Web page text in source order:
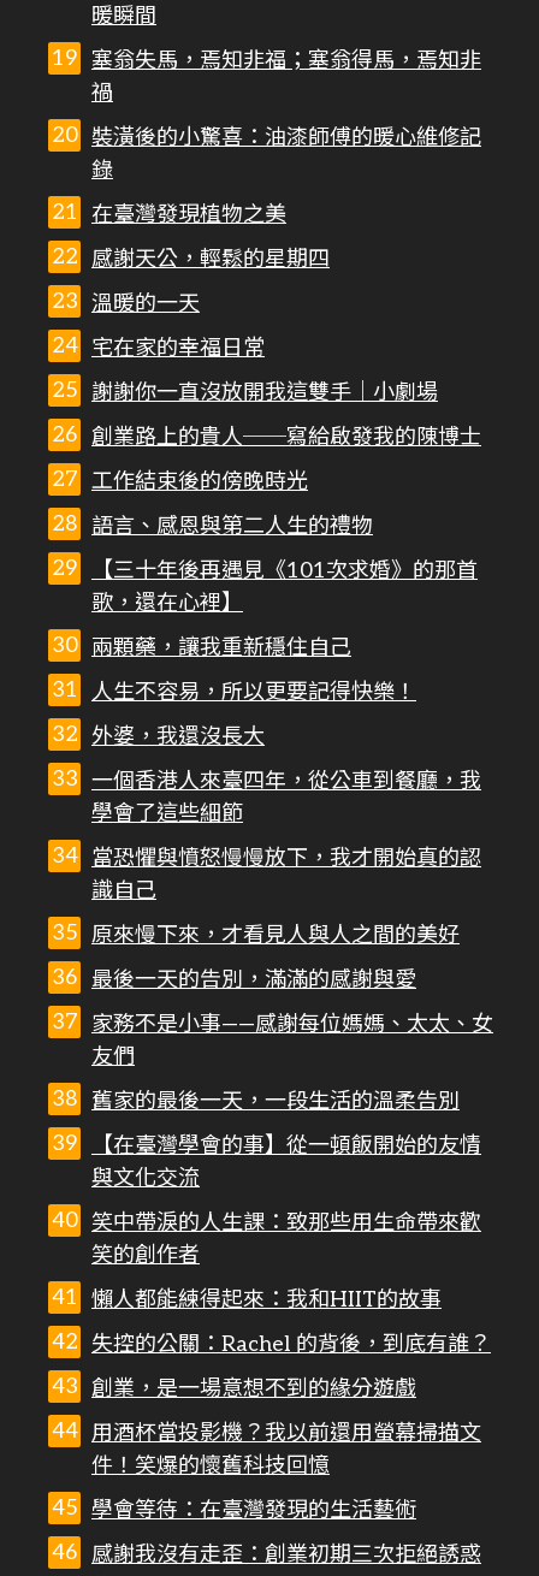
暖瞬間
塞翁失馬，焉知非福；塞翁得馬，焉知非
禍
裝潢後的小驚喜：油漆師傅的暖心維修記
錄
在臺灣發現植物之美
感謝天公，輕鬆的星期四
溫暖的一天
宅在家的幸福日常
謝謝你一直沒放開我這雙手｜小劇場
創業路上的貴人──寫給啟發我的陳博士
工作結束後的傍晚時光
語言、感恩與第二人生的禮物
【三十年後再遇見《101次求婚》的那首
歌，還在心裡】
兩顆藥，讓我重新穩住自己
人生不容易，所以更要記得快樂！
外婆，我還沒長大
一個香港人來臺四年，從公車到餐廳，我
學會了這些細節
當恐懼與憤怒慢慢放下，我才開始真的認
識自己
原來慢下來，才看見人與人之間的美好
最後一天的告別，滿滿的感謝與愛
家務不是小事——感謝每位媽媽、太太、女
友們
舊家的最後一天，一段生活的溫柔告別
【在臺灣學會的事】從一頓飯開始的友情
與文化交流
笑中帶淚的人生課：致那些用生命帶來歡
笑的創作者
懶人都能練得起來：我和HIIT的故事
失控的公關：Rachel 的背後，到底有誰？
創業，是一場意想不到的緣分遊戲
用酒杯當投影機？我以前還用螢幕掃描文
件！笑爆的懷舊科技回憶
學會等待：在臺灣發現的生活藝術
感謝我沒有走歪：創業初期三次拒絕誘惑